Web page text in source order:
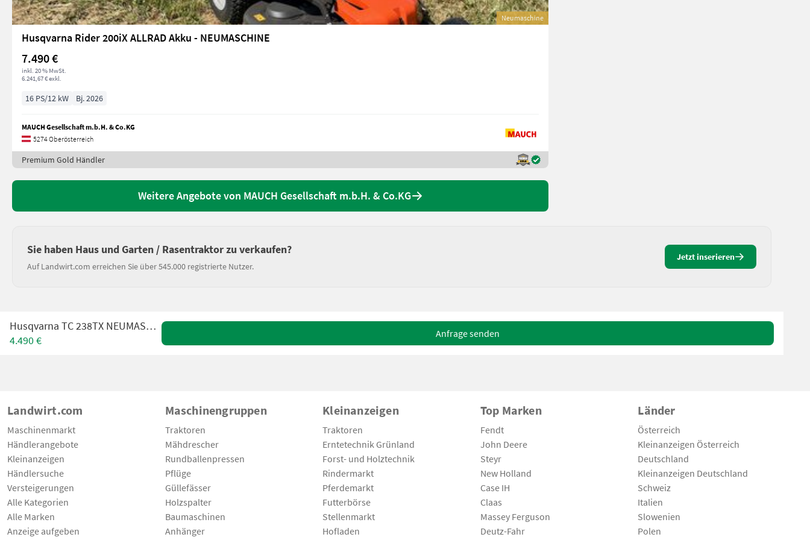
Neumaschine
Husqvarna Rider 200iX ALLRAD Akku - NEUMASCHINE
7.490 €
inkl. 20 % MwSt.
6.241,67 € exkl.
16 PS/12 kW Bj. 2026
MAUCH Gesellschaft m.b.H. & Co.KG
5274 Oberösterreich
Premium Gold Händler
Weitere Angebote von MAUCH Gesellschaft m.b.H. & Co.KG
Sie haben Haus und Garten / Rasentraktor zu verkaufen?
Auf Landwirt.com erreichen Sie über 545.000 registrierte Nutzer.
Jetzt inserieren
Husqvarna TC 238TX NEUMASCHINE 20PS
4.490 €
Anfrage senden
Landwirt.com
Maschinenmarkt
Händlerangebote
Kleinanzeigen
Händlersuche
Versteigerungen
Alle Kategorien
Alle Marken
Anzeige aufgeben
Maschinengruppen
Traktoren
Mähdrescher
Rundballenpressen
Pflüge
Güllefässer
Holzspalter
Baumaschinen
Anhänger
Kleinanzeigen
Traktoren
Erntetechnik Grünland
Forst- und Holztechnik
Rindermarkt
Pferdemarkt
Futterbörse
Stellenmarkt
Hofladen
Top Marken
Fendt
John Deere
Steyr
New Holland
Case IH
Claas
Massey Ferguson
Deutz-Fahr
Länder
Österreich
Kleinanzeigen Österreich
Deutschland
Kleinanzeigen Deutschland
Schweiz
Italien
Slowenien
Polen